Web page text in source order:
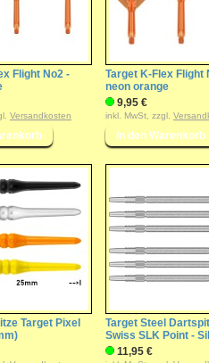
Flight No2 -
Versandkosten
Target K-Flex Flight
neon orange
9,95 €
inkl. MwSt, zzgl.
Target Pixel
Target Steel
Swiss SLK Point -
11,95 €